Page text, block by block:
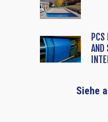
AND
Siehe